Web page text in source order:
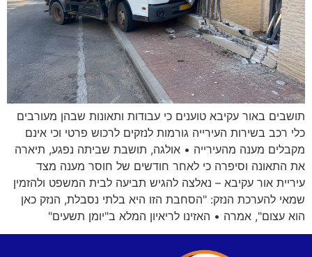
תושבים באור עקיבא טוענים כי עבודות ותאונות שבהן מעורבים
כלי רכב בשירות העירייה גורמות לנזקים לרכוש פרטי וכי אינם
מקבלים מענה מהעירייה • אולגה, תושבת שביתה נפגע, תיארה
את התאונה וסיפרה כי לאחר חודשים של חוסר מענה מצד
עיריית אור עקיבא – נאלצה להגיש תביעה לבית המשפט ולהזמין
שמאי להערכת הנזק: "הסחבת הזו היא בלתי נסבלת, הנזק כאן
הוא עצום", אמרה • האזינו לריאיון המלא ב"יומן תשעים"